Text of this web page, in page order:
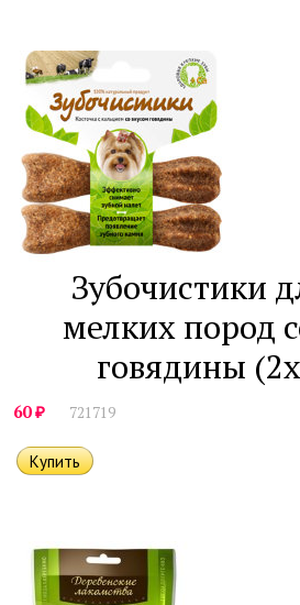
Зубочистики
мелких пород
говядины
60₽ 721719